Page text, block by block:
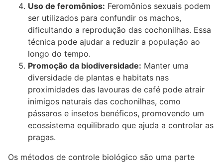
Uso de feromônios: Feromônios sexuais podem
ser utilizados para confundir os machos,
dificultando a reprodução das cochonilhas. Essa
técnica pode ajudar a reduzir a população ao
longo do tempo.
Promoção da biodiversidade: Manter uma
diversidade de plantas e habitats nas
proximidades das lavouras de café pode atrair
inimigos naturais das cochonilhas, como
pássaros e insetos benéficos, promovendo um
ecossistema equilibrado que ajuda a controlar as
pragas.
Os métodos de controle biológico são uma parte